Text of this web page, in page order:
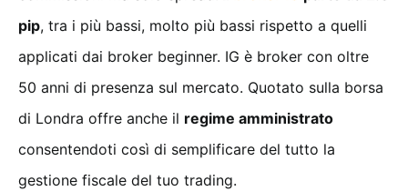
pip, tra i più bassi, molto più bassi rispetto a quelli
applicati dai broker beginner. IG è broker con oltre
50 anni di presenza sul mercato. Quotato sulla borsa
di Londra offre anche il regime amministrato
consentendoti così di semplificare del tutto la
gestione fiscale del tuo trading.